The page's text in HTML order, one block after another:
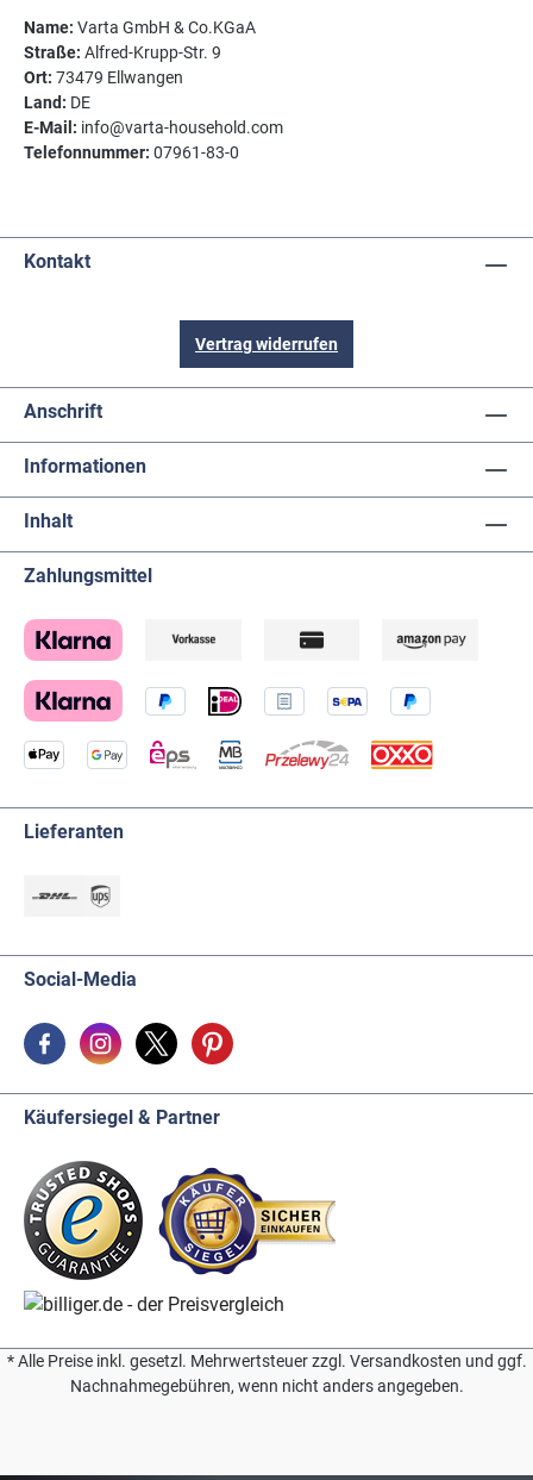
Name: Varta GmbH & Co.KGaA
Straße: Alfred-Krupp-Str. 9
Ort: 73479 Ellwangen
Land: DE
E-Mail: info@varta-household.com
Telefonnummer: 07961-83-0
Kontakt
Vertrag widerrufen
Anschrift
Informationen
Inhalt
Zahlungsmittel
Lieferanten
Social-Media
Käufersiegel & Partner
* Alle Preise inkl. gesetzl. Mehrwertsteuer zzgl. Versandkosten und ggf.
Nachnahmegebühren, wenn nicht anders angegeben.